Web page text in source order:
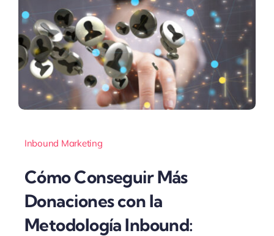
Inbound Marketing
Cómo Conseguir Más
Donaciones con la
Metodología Inbound: